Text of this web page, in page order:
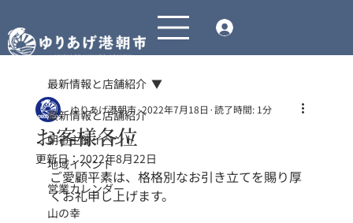
最新情報と店舗紹介
朝市主催イベント
地域イベント
営業カレンダー
山の幸
最新情報と店舗紹介
お客様各位
ゆりあげ港朝市 2022年7月18日 読了時間: 1分
更新日：2022年8月22日
ご愛顧平素は、格格別なお引き立てを賜り厚
くお礼申し上げます。